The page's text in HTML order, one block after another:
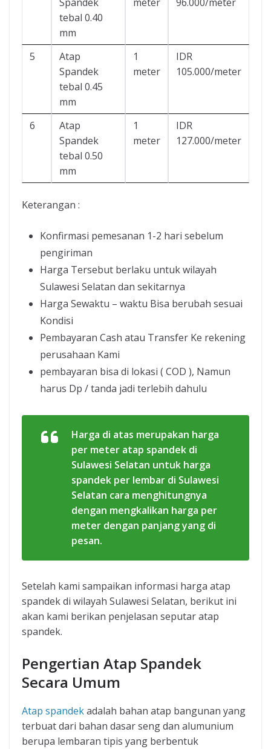
tebal 0.40
mm
5
Atap
Spandek
tebal 0.45
mm
1
meter
IDR
105.000/meter
6
Atap
Spandek
tebal 0.50
mm
1
meter
IDR
127.000/meter
Keterangan :
Konfirmasi pemesanan 1-2 hari sebelum
pengiriman
Harga Tersebut berlaku untuk wilayah
Sulawesi Selatan dan sekitarnya
Harga Sewaktu – waktu Bisa berubah sesuai
Kondisi
Pembayaran Cash atau Transfer Ke rekening
perusahaan Kami
pembayaran bisa di lokasi ( COD ), Namun
harus Dp / tanda jadi terlebih dahulu
Harga di atas merupakan harga
per meter atap spandek di
Sulawesi Selatan untuk harga
spandek per lembar di Sulawesi
Selatan cara menghitungnya
dengan mengkalikan harga per
meter dengan panjang yang di
pesan.
Setelah kami sampaikan informasi harga atap
spandek di wilayah Sulawesi Selatan, berikut ini
akan kami berikan penjelasan seputar atap
spandek.
Pengertian Atap Spandek
Secara Umum
Atap spandekadalah bahan atap bangunan yang
terbuat dari bahan dasar seng dan alumunium
berupa lembaran tipis yang berbentuk